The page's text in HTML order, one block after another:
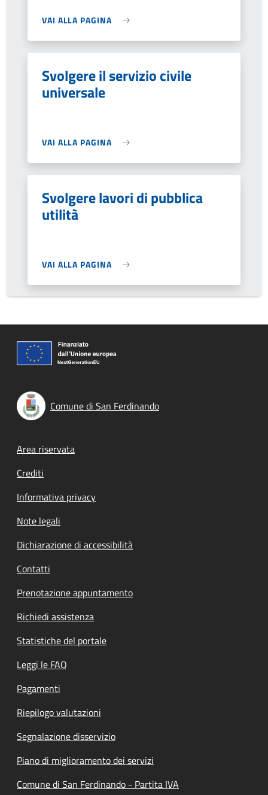
VAI ALLA PAGINA
Svolgere il servizio civile
universale
VAI ALLA PAGINA
Svolgere lavori di pubblica
utilità
VAI ALLA PAGINA
Comune di San Ferdinando
Footer menu
Area riservata
Crediti
Informativa privacy
Note legali
Dichiarazione di accessibilità
Contatti
Prenotazione appuntamento
Richiedi assistenza
Statistiche del portale
Leggi le FAQ
Pagamenti
Riepilogo valutazioni
Segnalazione disservizio
Piano di miglioramento dei servizi
Comune di San Ferdinando - Partita IVA